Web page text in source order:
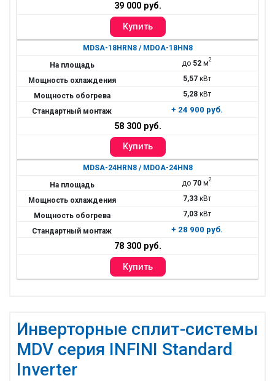
39 000 руб.
MDSA-18HRN8 / MDOA-18HN8
до 52 м2
5,57кВт
5,28кВт
+ 24 900 руб.
58 300 руб.
MDSA-24HRN8 / MDOA-24HN8
до 70 м2
7,33кВт
7,03кВт
+ 28 900 руб.
78 300 руб.
Инверторные сплит-системы
MDV серия INFINI Standard
Inverter